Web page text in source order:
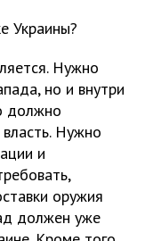
Украины?
Нужно
но и внутри
должно
Нужно
и
оружия
должен уже